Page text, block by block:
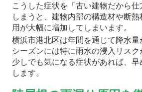
こうした症状を「古い建物だから
しまうと、建物内部の構造材や断
用が大幅に増加してしまいます。
横浜市港北区は年間を通じて降水
シーズンには特に雨水の浸入リスク
少しでも気になる症状があれば、
します。